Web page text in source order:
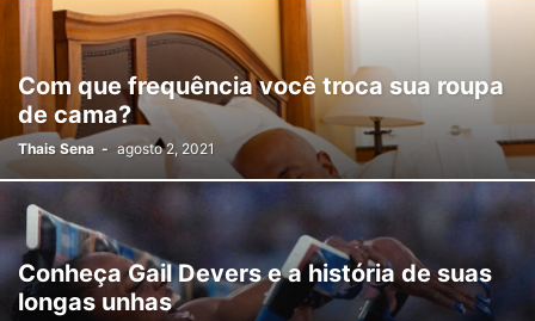
Com que frequência você troca sua roupa
de cama?
Thais Sena - agosto 2, 2021
Conheça Gail Devers e a história de suas
longas unhas